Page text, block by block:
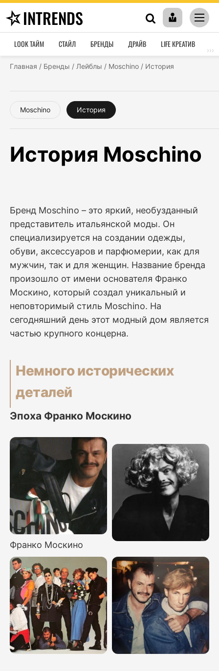
INTRENDS
LOOK ТАЙМ СТАЙЛ БРЕНДЫ ДРАЙВ LIFE КРЕАТИВ
›››
Главная / Бренды / Лейблы / Moschino / История
Moschino История
История Moschino
Бренд Moschino – это яркий, необузданный
представитель итальянской моды. Он
специализируется на создании одежды,
обуви, аксессуаров и парфюмерии, как для
мужчин, так и для женщин. Название бренда
произошло от имени основателя Франко
Москино, который создал уникальный и
неповторимый стиль Moschino. На
сегодняшний день этот модный дом является
частью крупного концерна.
Немного исторических
деталей
Эпоха Франко Москино
Франко Москино